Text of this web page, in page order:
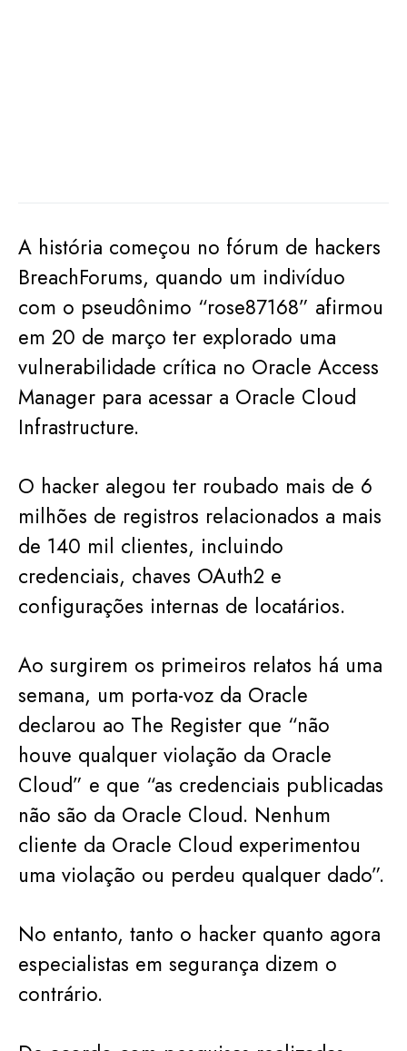
A história começou no fórum de hackers
BreachForums, quando um indivíduo
com o pseudônimo “rose87168” afirmou
em 20 de março ter explorado uma
vulnerabilidade crítica no Oracle Access
Manager para acessar a Oracle Cloud
Infrastructure.
O hacker alegou ter roubado mais de 6
milhões de registros relacionados a mais
de 140 mil clientes, incluindo
credenciais, chaves OAuth2 e
configurações internas de locatários.
Ao surgirem os primeiros relatos há uma
semana, um porta-voz da Oracle
declarou ao The Register que “não
houve qualquer violação da Oracle
Cloud” e que “as credenciais publicadas
não são da Oracle Cloud. Nenhum
cliente da Oracle Cloud experimentou
uma violação ou perdeu qualquer dado”.
No entanto, tanto o hacker quanto agora
especialistas em segurança dizem o
contrário.